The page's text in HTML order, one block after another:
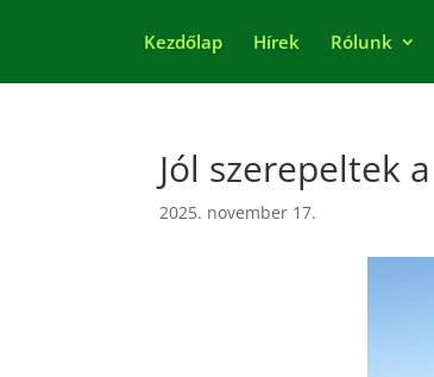
Kezdőlap Hírek Rólunk
Jól szerepeltek
2025. november 17.